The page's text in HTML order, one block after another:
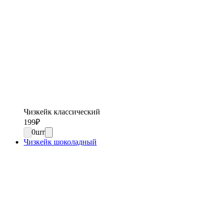
Чизкейк классический
199₽
0шт
Чизкейк шоколадный